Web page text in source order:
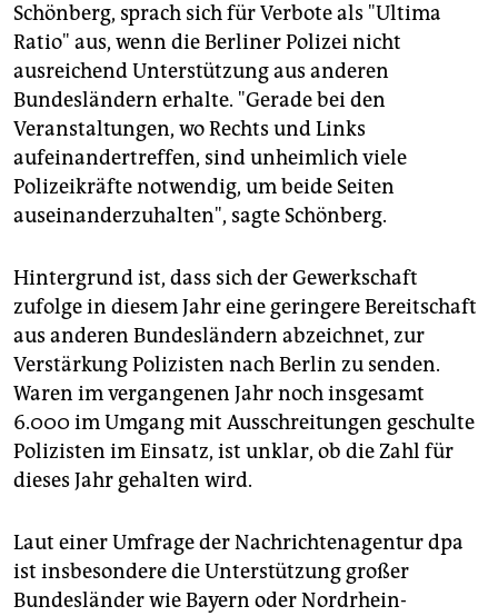
genossenschaft
epaper login
Schönberg, sprach sich für Verbote als "Ultima
Ratio" aus, wenn die Berliner Polizei nicht
ausreichend Unterstützung aus anderen
Bundesländern erhalte. "Gerade bei den
Veranstaltungen, wo Rechts und Links
aufeinandertreffen, sind unheimlich viele
Polizeikräfte notwendig, um beide Seiten
auseinanderzuhalten", sagte Schönberg.
Hintergrund ist, dass sich der Gewerkschaft
zufolge in diesem Jahr eine geringere Bereitschaft
aus anderen Bundesländern abzeichnet, zur
Verstärkung Polizisten nach Berlin zu senden.
Waren im vergangenen Jahr noch insgesamt
6.000 im Umgang mit Ausschreitungen geschulte
Polizisten im Einsatz, ist unklar, ob die Zahl für
dieses Jahr gehalten wird.
Laut einer Umfrage der Nachrichtenagentur dpa
ist insbesondere die Unterstützung großer
Bundesländer wie Bayern oder Nordrhein-